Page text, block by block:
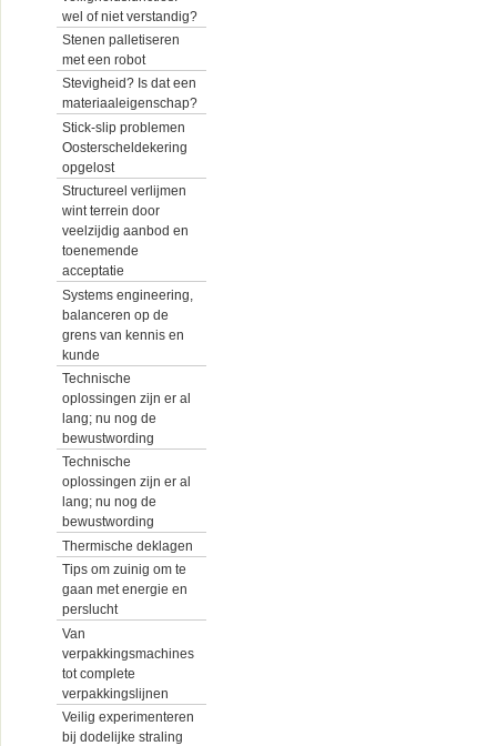
wel of niet verstandig?
Stenen palletiseren
met een robot
Stevigheid? Is dat een
materiaaleigenschap?
Stick-slip problemen
Oosterscheldekering
opgelost
Structureel verlijmen
wint terrein door
veelzijdig aanbod en
toenemende
acceptatie
Systems engineering,
balanceren op de
grens van kennis en
kunde
Technische
oplossingen zijn er al
lang; nu nog de
bewustwording
Technische
oplossingen zijn er al
lang; nu nog de
bewustwording
Thermische deklagen
Tips om zuinig om te
gaan met energie en
perslucht
Van
verpakkingsmachines
tot complete
verpakkingslijnen
Veilig experimenteren
bij dodelijke straling